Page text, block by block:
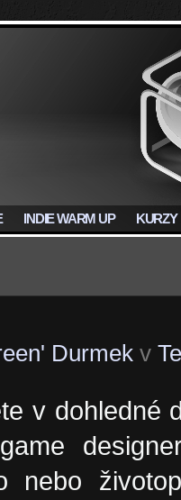
INDIE WARM UP KURZY
Durmek v
v dohledné
nebo